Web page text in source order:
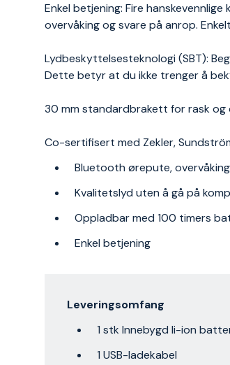
Enkel betjening: Fire
overvåking og svare på anrop.
Lydbeskyttelsesteknologi (SBT):
Dette betyr at du ikke trenger å
30 mm standardbrakett for rask og
Co-sertifisert med Zekler,
Bluetooth ørepute,
Kvalitetslyd uten å gå på
Oppladbar med 100 timers
Enkel betjening
Leveringsomfang
1 stk Innebygd li-ion
1 USB-ladekabel